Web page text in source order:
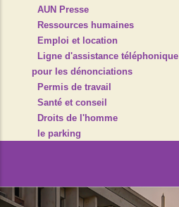
AUN Presse
Ressources humaines
Emploi et location
Ligne d'assistance téléphonique
pour les dénonciations
Permis de travail
Santé et conseil
Droits de l'homme
le parking